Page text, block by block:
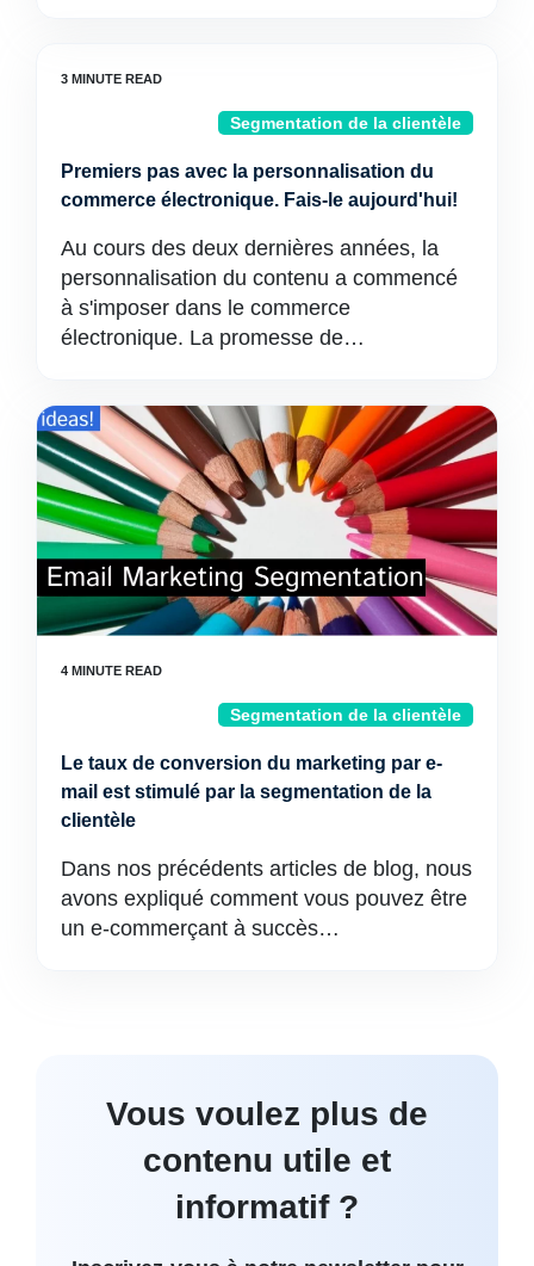
Segmentation de la clientèle
Premiers pas avec la personnalisation du
commerce électronique. Fais-le aujourd'hui!
Au cours des deux dernières années, la
personnalisation du contenu a commencé
à s'imposer dans le commerce
électronique. La promesse de…
Segmentation de la clientèle
Le taux de conversion du marketing par e-
mail est stimulé par la segmentation de la
clientèle
Dans nos précédents articles de blog, nous
avons expliqué comment vous pouvez être
un e-commerçant à succès…
Vous voulez plus de
contenu utile et
informatif ?